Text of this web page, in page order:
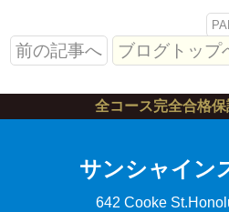
前の記事へ ブログトップ
全コース完全合格
サンシャイン
642 Cooke St.